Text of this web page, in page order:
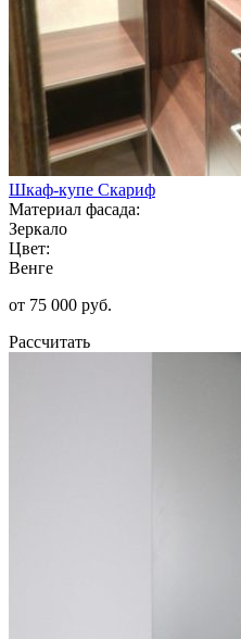
Шкаф-купе Скариф
Материал фасада:
Зеркало
Цвет:
Венге
от 75 000 руб.
Рассчитать